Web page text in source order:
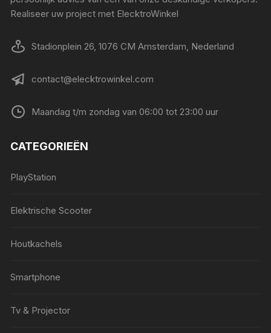
Realiseer uw project met ElecktroWinkel
Stadionplein 26, 1076 CM Amsterdam, Nederland
contact@elecktrowinkel.com
Maandag t/m zondag van 06:00 tot 23:00 uur
CATEGORIEËN
PlayStation
Elektrische Scooter
Houtkachels
Smartphone
Tv & Projector